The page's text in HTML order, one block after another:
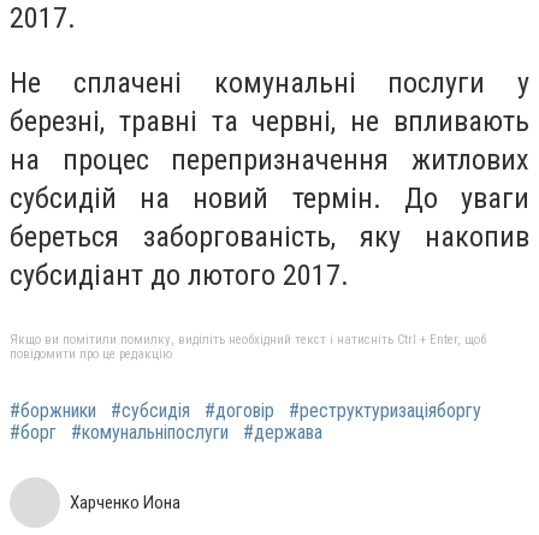
2017.
Не сплачені комунальні послуги у
березні, травні та червні, не впливають
на процес перепризначення житлових
субсидій на новий термін. До уваги
береться заборгованість, яку накопив
субсидіант до лютого 2017.
Якщо ви помітили помилку, виділіть необхідний текст і натисніть Ctrl + Enter, щоб
повідомити про це редакцію
#боржники #субсидія #договір
#реструктуризаціяборгу
#борг
#комунальніпослуги #держава
Харченко Иона